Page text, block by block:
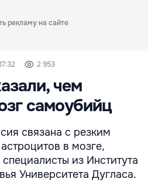
рекламу на сайте
2 953
чем
самоубийц
связана с резким
в мозге,
из Института
Университета Дугласа.